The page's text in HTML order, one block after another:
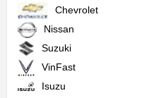
Chevrolet
Nissan
Suzuki
VinFast
Isuzu